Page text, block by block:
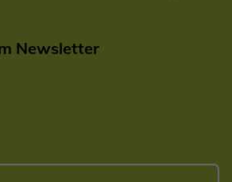
Newsletter